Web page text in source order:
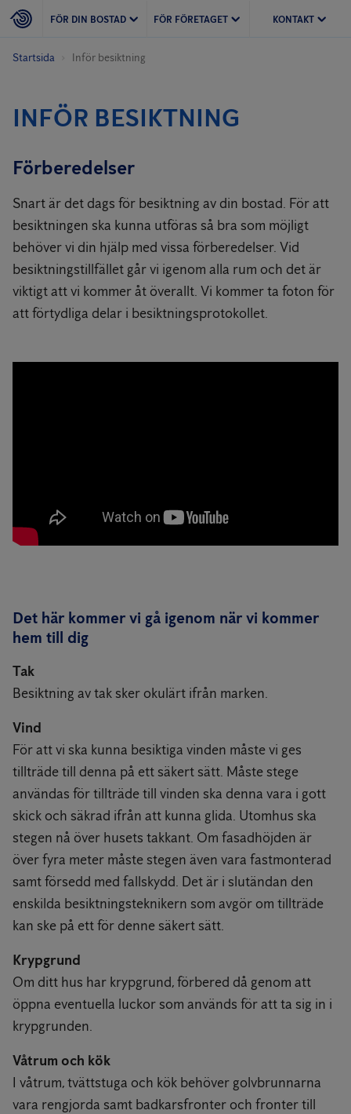
FÖR DIN BOSTAD FÖR FÖRETAGET KONTAKT
Startsida Inför besiktning
INFÖR BESIKTNING
Förberedelser
Snart är det dags för besiktning av din bostad. För att
besiktningen ska kunna utföras så bra som möjligt
behöver vi din hjälp med vissa förberedelser. Vid
besiktningstillfället går vi igenom alla rum och det är
viktigt att vi kommer åt överallt. Vi kommer ta foton för
att förtydliga delar i besiktningsprotokollet.
Det här kommer vi gå igenom när vi kommer
hem till dig
Tak
Besiktning av tak sker okulärt ifrån marken.
Vind
För att vi ska kunna besiktiga vinden måste vi ges
tillträde till denna på ett säkert sätt. Måste stege
användas för tillträde till vinden ska denna vara i gott
skick och säkrad ifrån att kunna glida. Utomhus ska
stegen nå över husets takkant. Om fasadhöjden är
över fyra meter måste stegen även vara fastmonterad
samt försedd med fallskydd. Det är i slutändan den
enskilda besiktningsteknikern som avgör om tillträde
kan ske på ett för denne säkert sätt.
Krypgrund
Om ditt hus har krypgrund, förbered då genom att
öppna eventuella luckor som används för att ta sig in i
krypgrunden.
Våtrum och kök
I våtrum, tvättstuga och kök behöver golvbrunnarna
vara rengjorda samt badkarsfronter och fronter till